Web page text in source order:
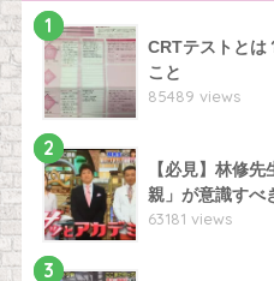
1
CRTテストとは
こと
85489 views
2
【必見】林修
親」が意識すべ
63181 views
3